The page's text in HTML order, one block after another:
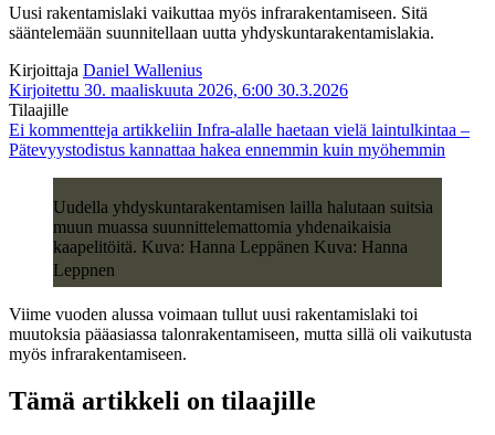
Uusi rakentamislaki vaikuttaa myös infrarakentamiseen. Sitä
sääntelemään suunnitellaan uutta yhdyskuntarakentamislakia.
Kirjoittaja Daniel Wallenius
Kirjoitettu 30. maaliskuuta 2026, 6:00 30.3.2026
Tilaajille
Ei kommentteja artikkeliin Infra-alalle haetaan vielä laintulkintaa –
Pätevyystodistus kannattaa hakea ennemmin kuin myöhemmin
Uudella yhdyskuntarakentamisen lailla halutaan suitsia
muun muassa suunnittelemattomia yhdenaikaisia
kaapelitöitä. Kuva: Hanna Leppänen Kuva: Hanna
Leppnen
Viime vuoden alussa voimaan tullut uusi rakentamislaki toi
muutoksia pääasiassa talonrakentamiseen, mutta sillä oli vaikutusta
myös infrarakentamiseen.
Tämä artikkeli on tilaajille